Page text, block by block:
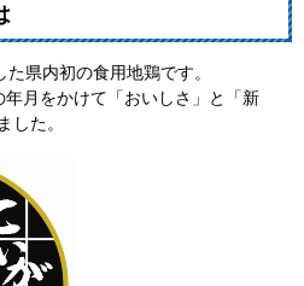
県内初の食用地鶏です。
月をかけて「おいしさ」と「新
した。